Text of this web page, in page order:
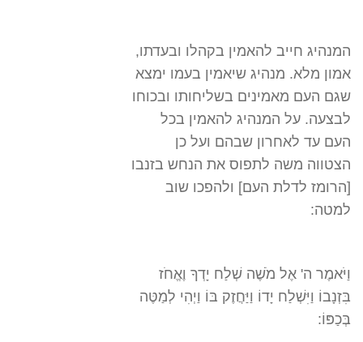
המנהיג חייב להאמין בקהלו ובעדתו,
אמון מלא. מנהיג שיאמין בעמו ימצא
שגם העם מאמינים בשליחותו ובכוחו
לבצעה. על המנהיג להאמין בכל
העם עד לאחרון שבהם ועל כן
הצטווה משה לתפוס את הנחש בזנבו
[הרומז לדלת העם] ולהפכו שוב
למטה:
וַיֹּאמֶר ה' אֶל מֹשֶׁה שְׁלַח יָדְךָ וֶאֱחֹז
בִּזְנָבוֹ וַיִּשְׁלַח יָדוֹ וַיַּחֲזֶק בּוֹ וַיְהִי לְמַטֶּה
בְּכַפּוֹ: